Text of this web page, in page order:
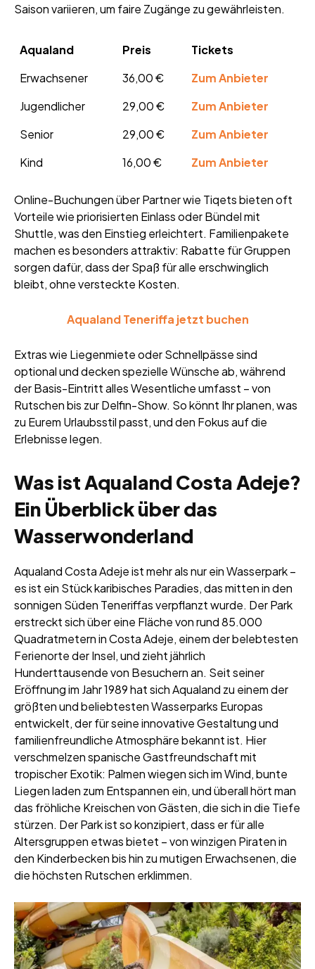
Saison variieren, um faire Zugänge zu gewährleisten.
Aqualand Preis
Tickets
Erwachsener
36,00 €
Zum Anbieter
Jugendlicher
29,00 €
Zum Anbieter
Senior
29,00 €
Zum Anbieter
Kind
16,00 € Zum Anbieter
Online-Buchungen über Partner wie Tiqets bieten oft
Vorteile wie priorisierten Einlass oder Bündel mit
Shuttle, was den Einstieg erleichtert. Familienpakete
machen es besonders attraktiv: Rabatte für Gruppen
sorgen dafür, dass der Spaß für alle erschwinglich
bleibt, ohne versteckte Kosten.
Aqualand Teneriffa jetzt buchen
Extras wie Liegenmiete oder Schnellpässe sind
optional und decken spezielle Wünsche ab, während
der Basis-Eintritt alles Wesentliche umfasst – von
Rutschen bis zur Delfin-Show. So könnt Ihr planen, was
zu Eurem Urlaubsstil passt, und den Fokus auf die
Erlebnisse legen.
Was ist Aqualand Costa Adeje?
Ein Überblick über das
Wasserwonderland
Aqualand Costa Adeje ist mehr als nur ein Wasserpark –
es ist ein Stück karibisches Paradies, das mitten in den
sonnigen Süden Teneriffas verpflanzt wurde. Der Park
erstreckt sich über eine Fläche von rund 85.000
Quadratmetern in Costa Adeje, einem der belebtesten
Ferienorte der Insel, und zieht jährlich
Hunderttausende von Besuchern an. Seit seiner
Eröffnung im Jahr 1989 hat sich Aqualand zu einem der
größten und beliebtesten Wasserparks Europas
entwickelt, der für seine innovative Gestaltung und
familienfreundliche Atmosphäre bekannt ist. Hier
verschmelzen spanische Gastfreundschaft mit
tropischer Exotik: Palmen wiegen sich im Wind, bunte
Liegen laden zum Entspannen ein, und überall hört man
das fröhliche Kreischen von Gästen, die sich in die Tiefe
stürzen. Der Park ist so konzipiert, dass er für alle
Altersgruppen etwas bietet – von winzigen Piraten in
den Kinderbecken bis hin zu mutigen Erwachsenen, die
die höchsten Rutschen erklimmen.